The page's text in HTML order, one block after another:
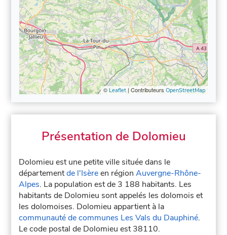
© Leaflet| Contributeurs OpenStreetMap
Présentation de Dolomieu
Dolomieu est une petite ville située dans le
départementde l'Isèreen régionAuvergne-Rhône-
Alpes. La population est de 3 188 habitants. Les
habitants de Dolomieu sont appelés les dolomois et
les dolomoises. Dolomieu appartient à la
communauté de communes Les Vals du Dauphiné.
Le code postal de Dolomieu est 38110.